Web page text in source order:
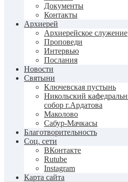
Документы
Контакты
Архиерей
Архиерейское служение
Проповеди
Интервью
Послания
Новости
Святыни
Ключевская пустынь
Никольский
собор г.Ардатова
Маколово
Сабур-Мачкасы
Благотворительность
Соц. сети
ВКонтакте
Rutube
Instagram
Карта сайта